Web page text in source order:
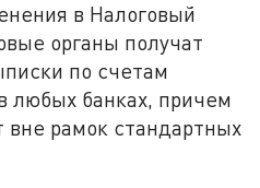
в Налоговый
органы получат
по счетам
любых банках, причем
вне рамок стандартных